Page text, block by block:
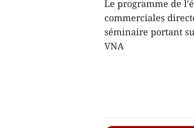
Le programme de
commerciales
séminaire portant
VNA